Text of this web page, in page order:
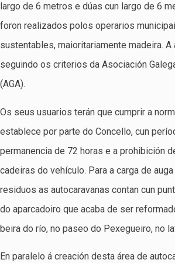
largo de 6 metros e dúas cun largo de 6
foron realizados polos operarios
sustentables, maioritariamente madeira. A
seguindo os criterios da Asociación
(AGA).
Os seus usuarios terán que cumprir a
establece por parte do Concello, cun
permanencia de 72 horas e a prohibición
cadeiras do vehículo. Para a carga de
residuos as autocaravanas contan cun
do aparcadoiro que acaba de ser
beira do río, no paseo do Pexegueiro, no
En paralelo á creación desta área de